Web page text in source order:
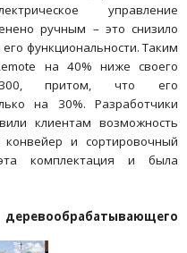
управление
ручным – это снизило
функциональности. Таким
на 40% ниже своего
притом, что его
на 30%. Разработчики
клиентам возможность
и сортировочный
комплектация и была